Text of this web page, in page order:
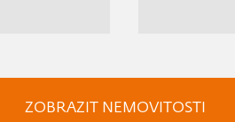
ZOBRAZIT NEMOVITOSTI